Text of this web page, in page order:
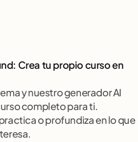
Crea tu propio curso en
y nuestro generador AI
completo para ti.
o profundiza en lo que